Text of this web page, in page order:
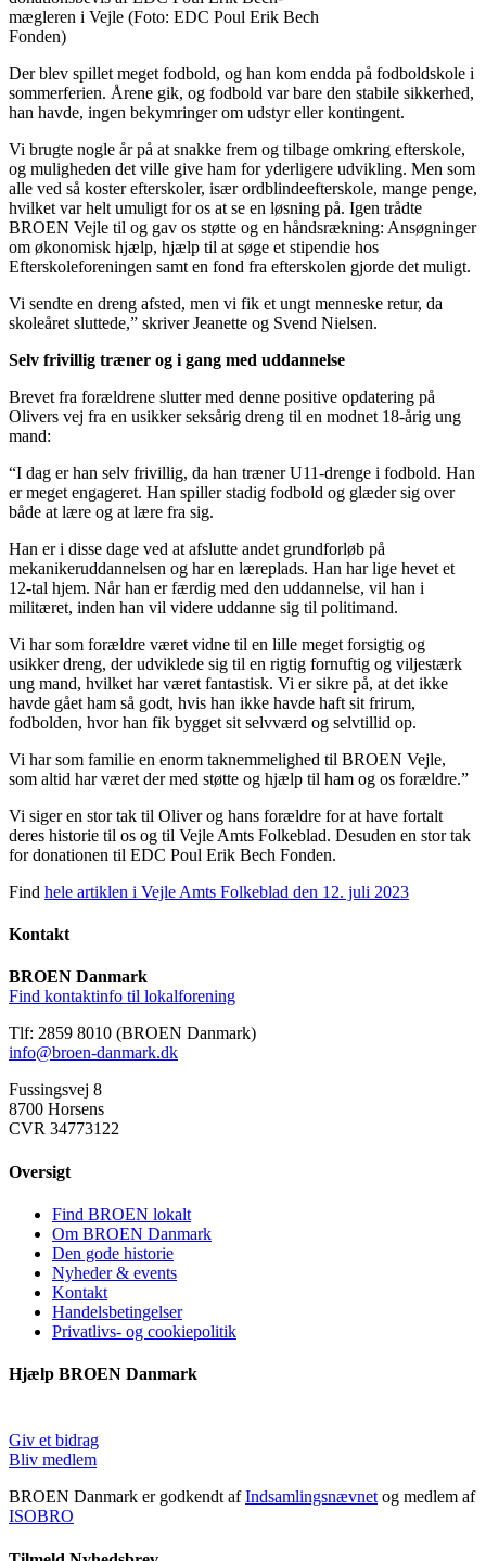
mægleren i Vejle (Foto: EDC Poul Erik Bech
Fonden)
Der blev spillet meget fodbold, og han kom endda på fodboldskole i
sommerferien. Årene gik, og fodbold var bare den stabile sikkerhed,
han havde, ingen bekymringer om udstyr eller kontingent.
Vi brugte nogle år på at snakke frem og tilbage omkring efterskole,
og muligheden det ville give ham for yderligere udvikling. Men som
alle ved så koster efterskoler, især ordblindeefterskole, mange penge,
hvilket var helt umuligt for os at se en løsning på. Igen trådte
BROEN Vejle til og gav os støtte og en håndsrækning: Ansøgninger
om økonomisk hjælp, hjælp til at søge et stipendie hos
Efterskoleforeningen samt en fond fra efterskolen gjorde det muligt.
Vi sendte en dreng afsted, men vi fik et ungt menneske retur, da
skoleåret sluttede,” skriver Jeanette og Svend Nielsen.
Selv frivillig træner og i gang med uddannelse
Brevet fra forældrene slutter med denne positive opdatering på
Olivers vej fra en usikker seksårig dreng til en modnet 18-årig ung
mand:
“I dag er han selv frivillig, da han træner U11-drenge i fodbold. Han
er meget engageret. Han spiller stadig fodbold og glæder sig over
både at lære og at lære fra sig.
Han er i disse dage ved at afslutte andet grundforløb på
mekanikeruddannelsen og har en læreplads. Han har lige hevet et
12-tal hjem. Når han er færdig med den uddannelse, vil han i
militæret, inden han vil videre uddanne sig til politimand.
Vi har som forældre været vidne til en lille meget forsigtig og
usikker dreng, der udviklede sig til en rigtig fornuftig og viljestærk
ung mand, hvilket har været fantastisk. Vi er sikre på, at det ikke
havde gået ham så godt, hvis han ikke havde haft sit frirum,
fodbolden, hvor han fik bygget sit selvværd og selvtillid op.
Vi har som familie en enorm taknemmelighed til BROEN Vejle,
som altid har været der med støtte og hjælp til ham og os forældre.”
Vi siger en stor tak til Oliver og hans forældre for at have fortalt
deres historie til os og til Vejle Amts Folkeblad. Desuden en stor tak
for donationen til EDC Poul Erik Bech Fonden.
Find hele artiklen i Vejle Amts Folkeblad den 12. juli 2023
Kontakt
BROEN Danmark
Find kontaktinfo til lokalforening
Tlf: 2859 8010 (BROEN Danmark)
info@broen-danmark.dk
Fussingsvej 8
8700 Horsens
CVR 34773122
Oversigt
Find BROEN lokalt
Om BROEN Danmark
Den gode historie
Nyheder & events
Kontakt
Handelsbetingelser
Privatlivs- og cookiepolitik
Hjælp BROEN Danmark
Giv et bidrag
Bliv medlem
BROEN Danmark er godkendt afIndsamlingsnævnetog medlem af
ISOBRO